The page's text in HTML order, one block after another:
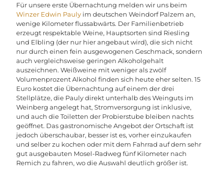
Für unsere erste Übernachtung melden wir uns beim
Winzer Edwin Pauly im deutschen Weindorf Palzem an,
wenige Kilometer flussabwärts. Der Familienbetrieb
erzeugt respektable Weine, Hauptsorten sind Riesling
und Elbling (der nur hier angebaut wird), die sich nicht
nur durch einen fein ausgewogenen Geschmack, sondern
auch vergleichsweise geringen Alkoholgehalt
auszeichnen. Weißweine mit weniger als zwölf
Volumenprozent Alkohol finden sich heute eher selten. 15
Euro kostet die Übernachtung auf einem der drei
Stellplätze, die Pauly direkt unterhalb des Weinguts im
Weinberg angelegt hat, Stromversorgung ist inklusive,
und auch die Toiletten der Probierstube bleiben nachts
geöffnet. Das gastronomische Angebot der Ortschaft ist
jedoch überschaubar, besser ist es, vorher einzukaufen
und selber zu kochen oder mit dem Fahrrad auf dem sehr
gut ausgebauten Mosel-Radweg fünf Kilometer nach
Remich zu fahren, wo die Auswahl deutlich größer ist.